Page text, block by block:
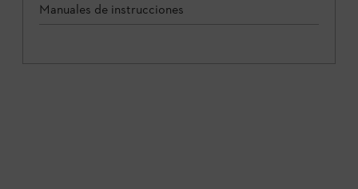
Manuales de instrucciones